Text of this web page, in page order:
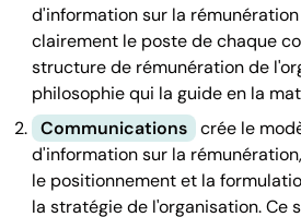
d'information sur la
clairement le poste de chaque
structure de rémunération de
philosophie qui la guide en la
Communications crée le
d'information sur la
le positionnement et la
la stratégie de l'organisation. Ce